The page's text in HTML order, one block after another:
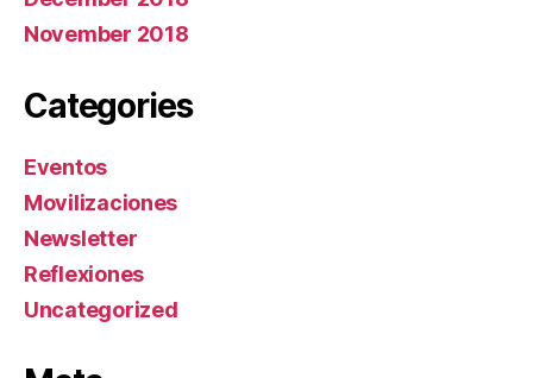
November 2018
Categories
Eventos
Movilizaciones
Newsletter
Reflexiones
Uncategorized